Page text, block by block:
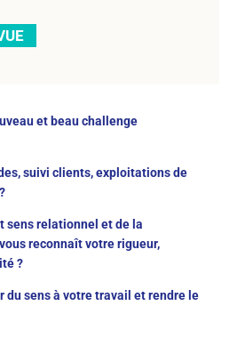
et beau challenge
suivi clients, exploitations de
sens relationnel et de la
reconnaît votre rigueur,
?
du sens à votre travail et rendre le